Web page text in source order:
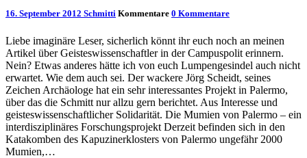
16. September 2012 Schmitti Kommentare 0 Kommentare
Liebe imaginäre Leser, sicherlich könnt ihr euch noch an meinen
Artikel über Geisteswissenschaftler in der Campuspolit erinnern.
Nein? Etwas anderes hätte ich von euch Lumpengesindel auch nicht
erwartet. Wie dem auch sei. Der wackere Jörg Scheidt, seines
Zeichen Archäologe hat ein sehr interessantes Projekt in Palermo,
über das die Schmitt nur allzu gern berichtet. Aus Interesse und
geisteswissenschaftlicher Solidarität. Die Mumien von Palermo – ein
interdisziplinäres Forschungsprojekt Derzeit befinden sich in den
Katakomben des Kapuzinerklosters von Palermo ungefähr 2000
Mumien,…